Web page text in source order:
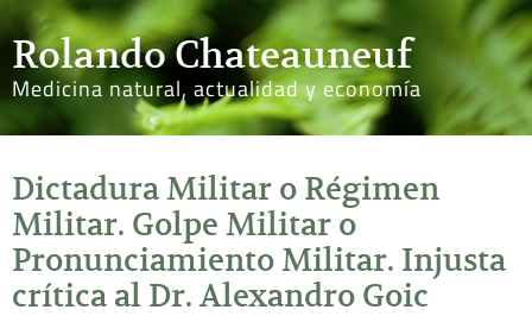
Rolando Chateauneuf
Medicina natural, actualidad y economía
Dictadura Militar o Régimen
Militar. Golpe Militar o
Pronunciamiento Militar. Injusta
crítica al Dr. Alexandro Goic